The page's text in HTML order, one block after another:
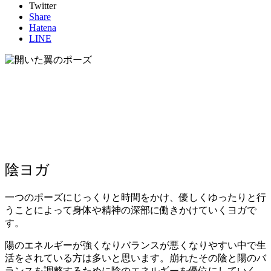
Twitter
Share
Hatena
LINE
陰ヨガ
一つのポーズにじっくりと時間をかけ、優しくゆったりと行
うことによって身体や精神の深部に働きかけていくヨガで
す。
陽のエネルギーが強くなりバランスが悪くなりやすい中で生
活をされている方は多いと思います。
崩れたその陰と陽のバ